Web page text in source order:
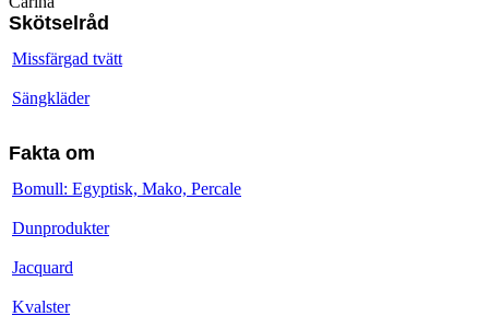
Skötselråd
Missfärgad tvätt
Sängkläder
Fakta om
Bomull: Egyptisk, Mako, Percale
Dunprodukter
Jacquard
Kvalster